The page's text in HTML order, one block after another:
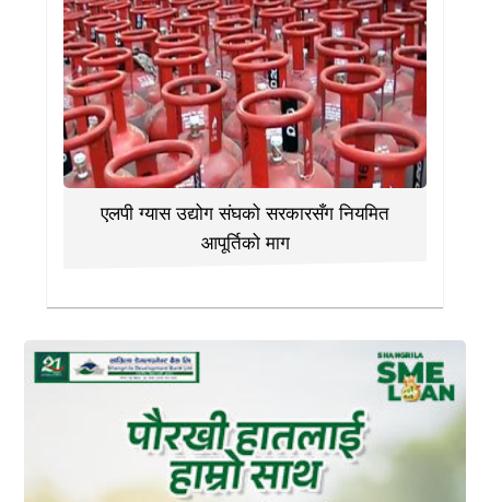
एलपी ग्यास उद्योग संघको सरकारसँग नियमित
आपूर्तिको माग